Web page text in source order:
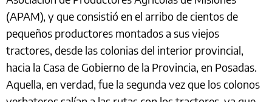
(APAM), y que consistió en el arribo de cientos de
pequeños productores montados a sus viejos
tractores, desde las colonias del interior provincial,
hacia la Casa de Gobierno de la Provincia, en Posadas.
Aquella, en verdad, fue la segunda vez que los colonos